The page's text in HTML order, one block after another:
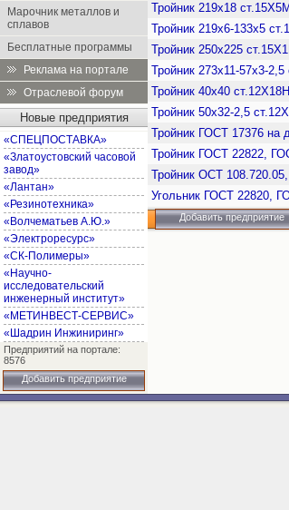
Марочник металлов и
сплавов
Бесплатные программы
Реклама на портале
Отраслевой форум
Новые предприятия
«СПЕЦПОСТАВКА»
«Златоустовский часовой
завод»
«Лантан»
«Резинотехника»
«Волчематьев А.Ю.»
«Электроресурс»
«СК-Полимеры»
«Научно-
исследовательский
инженерный институт»
«МЕТИНВЕСТ-СЕРВИС»
«Шадрин Инжиниринг»
Предприятий на портале:
8576
Добавить предприятие
Тройник 219х18
Тройник 219х6-133х5
Тройник 250х225
Тройник 273х11-57х3-
Тройник 40х40
Тройник 50х32-2,5
Тройник ГОСТ 17376 на
Тройник ГОСТ 22822,
Тройник ОСТ
Угольник ГОСТ 22820,
Добавить предприятие